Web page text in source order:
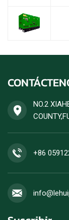
NO.2
+86